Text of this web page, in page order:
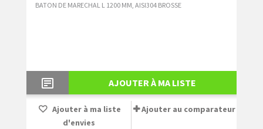
BATON DE MARECHAL L 1200 MM, AISI304 BROSSE
AJOUTER À MA LISTE
Ajouter à ma liste
d'envies
Ajouter au comparateur